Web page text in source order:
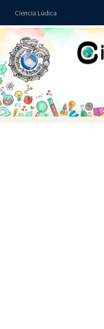
Ciencia Lúdica